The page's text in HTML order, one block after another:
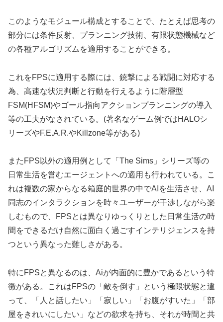
このようなモジュール構成とすることで、たとえば思考の
部分には条件反射、プランニング技術、有限状態機械など
の各種アルゴリズムを適用することができる。
これをFPSに適用する際には、銃撃による戦闘に対応する
為、高速な状況判断と行動を行えるように階層型
FSM(HFSM)やゴール指向アクションプランニングの導入
等の工夫がなされている。(著名なゲーム例ではHALOシ
リーズやF.E.A.R.やKillzone等がある)
またFPS以外の適用例として「The Sims」シリーズ等の
日常生活を営むエージェントへの適用も行われている。こ
れは複数の家からなる箱庭的世界の中でAIを生活させ、AI
同志のインタラクションを時々ユーザーが干渉しながら楽
しむもので、FPSとは異なりゆっくりとした日常生活の時
間をできるだけ自然に面白く過ごすインテリジェンスを持
つという異なった難しさがある。
特にFPSと異なるのは、Aiが内面的に豊かであるという特
徴がある。これはFPSの「敵を倒す」という極限状態と違
って、「人と話したい」「寂しい」「お腹がすいた」「部
屋をきれいにしたい」などの欲求を持ち、それが時間と共